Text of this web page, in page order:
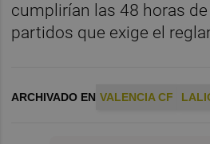
cumplirían las 48 horas
partidos que exige el
ARCHIVADO EN VALENCIA CF